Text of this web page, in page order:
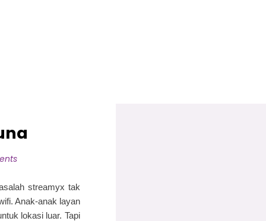
streamyx tak
Anak-anak layan
lokasi luar. Tapi